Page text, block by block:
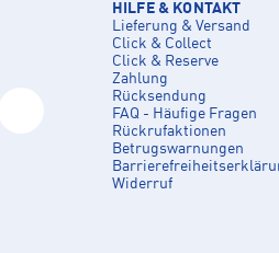
HILFE & KONTAKT
Lieferung & Versand
Click & Collect
Click & Reserve
Zahlung
Rücksendung
FAQ - Häufige Fragen
Rückrufaktionen
Betrugswarnungen
Widerruf